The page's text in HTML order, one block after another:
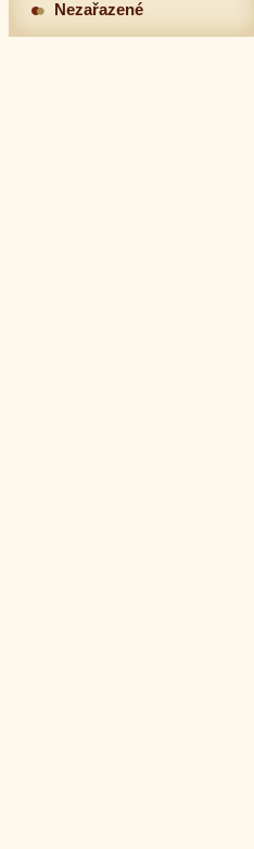
Nezařazené